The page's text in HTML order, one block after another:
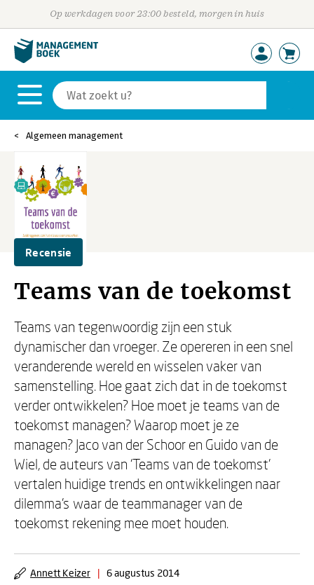
Op werkdagen voor 23:00 besteld, morgen in huis
Algemeen management
Recensie
Teams van de toekomst
Teams van tegenwoordig zijn een stuk
dynamischer dan vroeger. Ze opereren in een snel
veranderende wereld en wisselen vaker van
samenstelling. Hoe gaat zich dat in de toekomst
verder ontwikkelen? Hoe moet je teams van de
toekomst managen? Waarop moet je ze
managen? Jaco van der Schoor en Guido van de
Wiel, de auteurs van ‘Teams van de toekomst’
vertalen huidige trends en ontwikkelingen naar
dilemma’s waar de teammanager van de
toekomst rekening mee moet houden.
Annett Keizer | 6 augustus 2014